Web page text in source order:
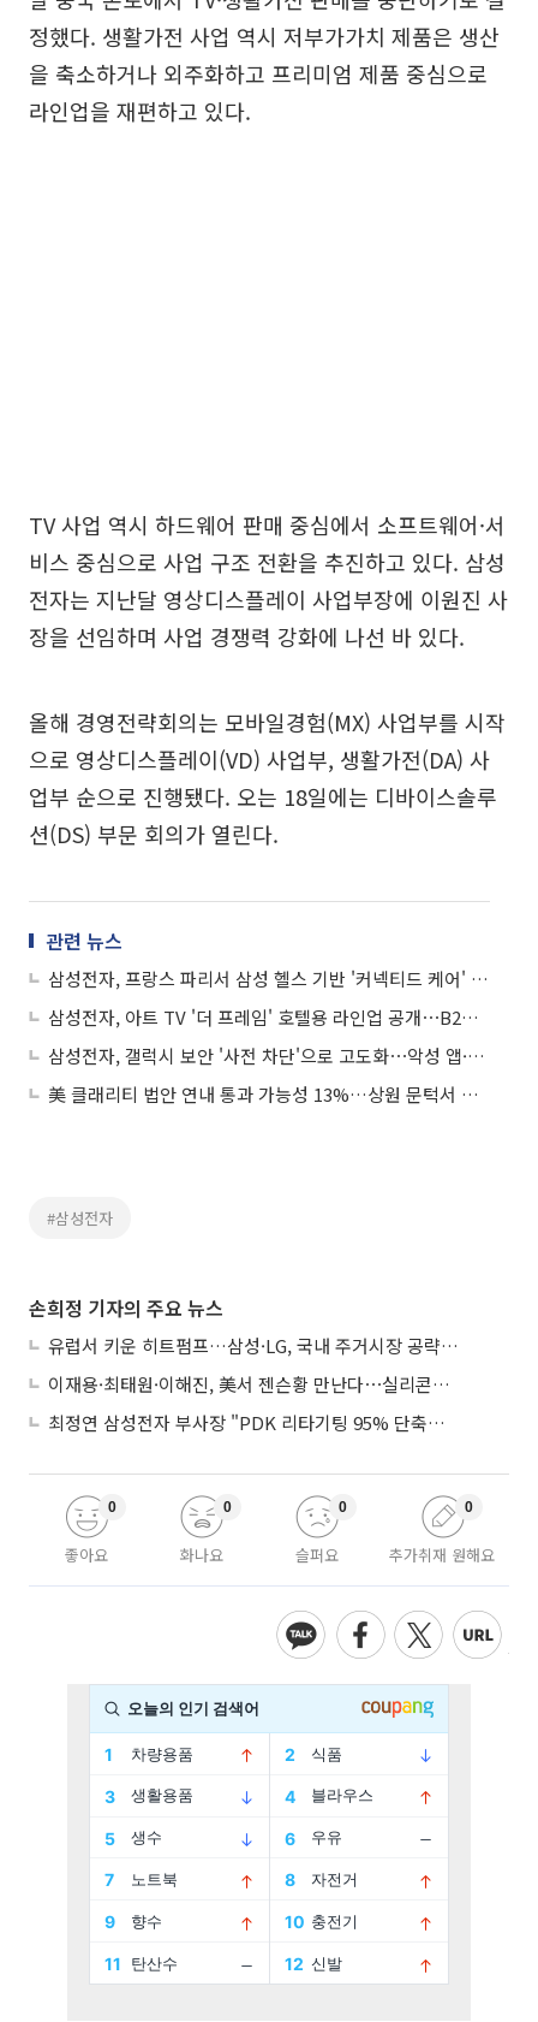
정했다. 생활가전 사업 역시 저부가가치 제품은 생산
을 축소하거나 외주화하고 프리미엄 제품 중심으로
라인업을 재편하고 있다.
TV 사업 역시 하드웨어 판매 중심에서 소프트웨어·서
비스 중심으로 사업 구조 전환을 추진하고 있다. 삼성
전자는 지난달 영상디스플레이 사업부장에 이원진 사
장을 선임하며 사업 경쟁력 강화에 나선 바 있다.
올해 경영전략회의는 모바일경험(MX) 사업부를 시작
으로 영상디스플레이(VD) 사업부, 생활가전(DA) 사
업부 순으로 진행됐다. 오는 18일에는 디바이스솔루
션(DS) 부문 회의가 열린다.
관련 뉴스
삼성전자, 프랑스 파리서 삼성 헬스 기반 '커넥티드 케어' 선보여
삼성전자, 아트 TV '더 프레임' 호텔용 라인업 공개⋯B2B 공략
삼성전자, 갤럭시 보안 '사전 차단'으로 고도화⋯악성 앱·메시지·보이스피싱 대응 강화
美 클래리티 법안 연내 통과 가능성 13%…상원 문턱서 제동
#삼성전자
손희정 기자의 주요 뉴스
유럽서 키운 히트펌프…삼성·LG, 국내 주거시장 공략 ‘속도’
이재용·최태원·이해진, 美서 젠슨황 만난다⋯실리콘밸리 집결하는 AI리더
최정연 삼성전자 부사장 "PDK 리타기팅 95% 단축…에이전트 AI 시범 활용"
좋아요
0
화나요
0
슬퍼요
0
추가취재 원해요
0